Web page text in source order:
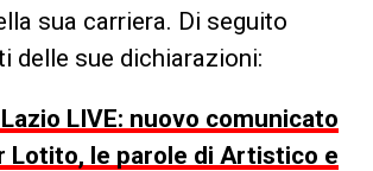
sua carriera. Di seguito
delle sue dichiarazioni:
LIVE: nuovo comunicato
Lotito, le parole di Artistico e